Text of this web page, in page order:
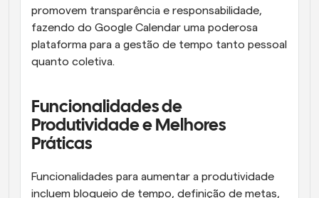
promovem transparência e responsabilidade,
fazendo do Google Calendar uma poderosa
plataforma para a gestão de tempo tanto pessoal
quanto coletiva.
Funcionalidades de
Produtividade e Melhores
Práticas
Funcionalidades para aumentar a produtividade
incluem bloqueio de tempo, definição de metas,